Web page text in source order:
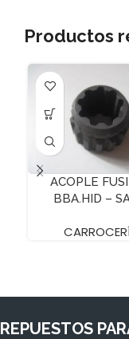
Productos
ACOPLE
BBA.HID –
REPUESTOS